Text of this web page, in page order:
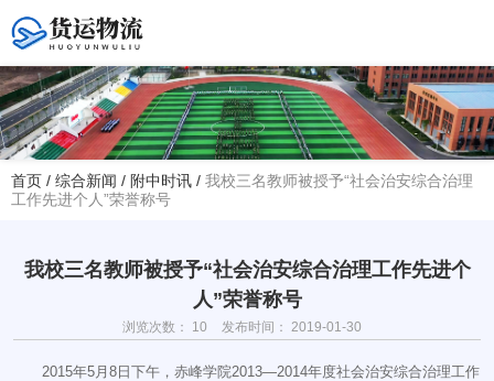
您好！欢迎访问赤峰大学附属中学官方网站！
学校地址
赤峰市红山区大新地路29号
首页 / 综合新闻 / 附中时讯 / 我校三名教师被授予“社会治安综合治理
工作先进个人”荣誉称号
我校三名教师被授予“社会治安综合治理工作先进个
人”荣誉称号
浏览次数： 10 发布时间： 2019-01-30
2015年5月8日下午，赤峰学院2013—2014年度社会治安综合治理工作